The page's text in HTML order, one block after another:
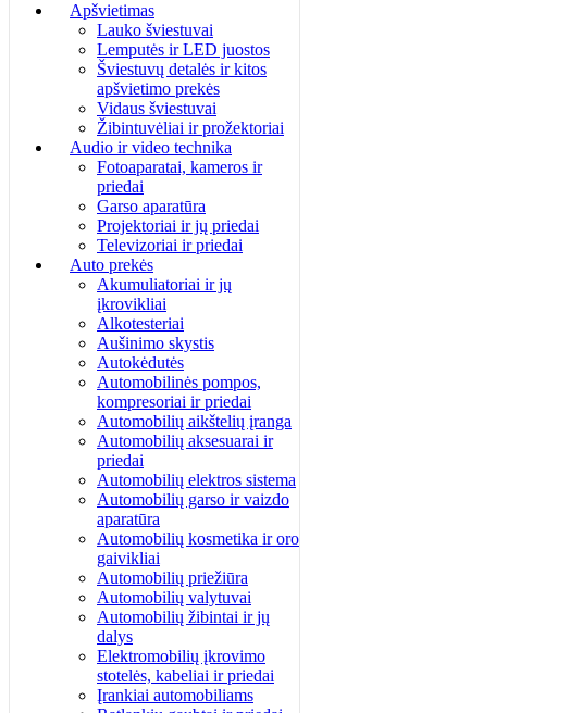
Apšvietimas
Lauko šviestuvai
Lemputės ir LED juostos
Šviestuvų detalės ir kitos
apšvietimo prekės
Vidaus šviestuvai
Žibintuvėliai ir prožektoriai
Audio ir video technika
Fotoaparatai, kameros ir
priedai
Garso aparatūra
Projektoriai ir jų priedai
Televizoriai ir priedai
Auto prekės
Akumuliatoriai ir jų
įkrovikliai
Alkotesteriai
Aušinimo skystis
Autokėdutės
Automobilinės pompos,
kompresoriai ir priedai
Automobilių aikštelių įranga
Automobilių aksesuarai ir
priedai
Automobilių elektros sistema
Automobilių garso ir vaizdo
aparatūra
Automobilių kosmetika ir oro
gaivikliai
Automobilių priežiūra
Automobilių valytuvai
Automobilių žibintai ir jų
dalys
Elektromobilių įkrovimo
stotelės, kabeliai ir priedai
Įrankiai automobiliams